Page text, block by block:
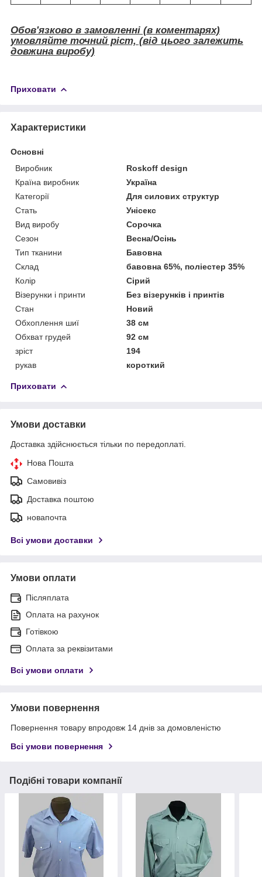
Обов'язково в замовленні (в коментарях)
умовляйте точний ріст, (від цього залежить
довжина виробу)
Приховати
Характеристики
Основні
Виробник
Roskoff design
Країна виробник
Україна
Категорії
Для силових структур
Стать
Унісекс
Вид виробу
Сорочка
Сезон
Весна/Осінь
Тип тканини
Бавовна
Склад
бавовна 65%, поліестер 35%
Колір
Сірий
Візерунки і принти
Без візерунків і принтів
Стан
Новий
Обхоплення шиї
38 см
Обхват грудей
92 см
зріст
194
рукав
короткий
Приховати
Умови доставки
Доставка здійснюється тільки по передоплаті.
Нова Пошта
Самовивіз
Доставка поштою
новапочта
Всі умови доставки
Умови оплати
Післяплата
Оплата на рахунок
Готівкою
Оплата за реквізитами
Всі умови оплати
Умови повернення
Повернення товару впродовж 14 днів за домовленістю
Всі умови повернення
Подібні товари компанії